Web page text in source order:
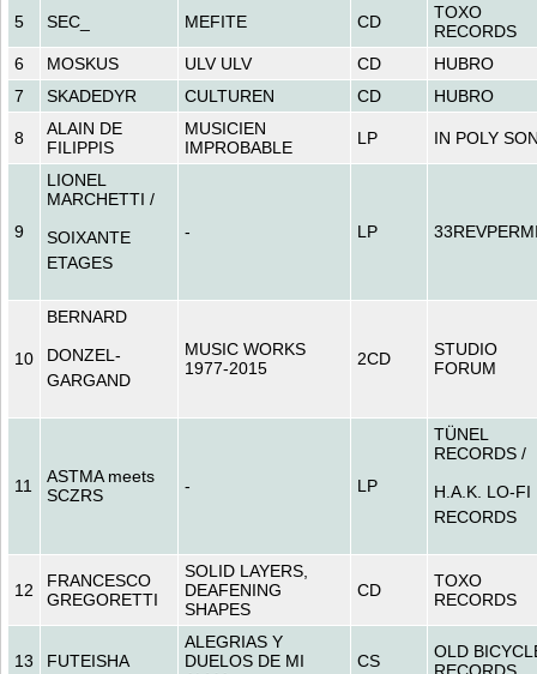
5 SEC_ MEFITE CD
TOXO
RECORDS
6
MOSKUS ULV ULV CD
HUBRO
7
SKADEDYR CULTUREN CD HUBRO
8
ALAIN DE
FILIPPIS
MUSICIEN
IMPROBABLE
LP IN POLY
9
LIONEL
MARCHETTI /
SOIXANTE
ETAGES
- LP
10
BERNARD
DONZEL-
GARGAND
MUSIC WORKS
1977-2015
2CD
STUDIO
FORUM
11
ASTMA meets
SCZRS
- LP
TÜNEL
RECORDS /
H.A.K. LO-FI
RECORDS
12
FRANCESCO
GREGORETTI
SOLID LAYERS,
DEAFENING
SHAPES
CD
TOXO
RECORDS
13 FUTEISHA
ALEGRIAS Y
DUELOS DE MI
CS
OLD